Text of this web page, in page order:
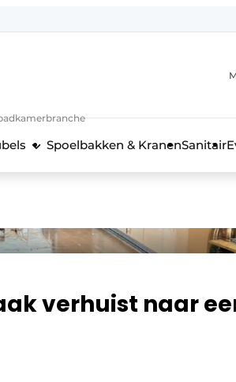
Spoelbakken & KranenSanitair
verhuist naar